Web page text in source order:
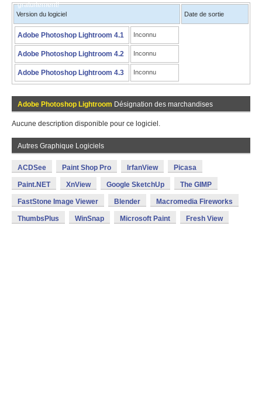
gratuitement!
Version du logiciel Date de sortie
Adobe Photoshop Lightroom 4.1 Inconnu
Adobe Photoshop Lightroom 4.2 Inconnu
Adobe Photoshop Lightroom 4.3 Inconnu
Adobe Photoshop Lightroom Désignation des marchandises
Aucune description disponible pour ce logiciel.
Autres Graphique Logiciels
ACDSee Paint Shop Pro IrfanView Picasa
Paint.NET XnView Google SketchUp The GIMP
FastStone Image Viewer Blender Macromedia Fireworks
ThumbsPlus WinSnap Microsoft Paint Fresh View